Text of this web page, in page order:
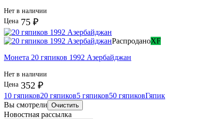
Нет в наличии
Цена 75 ₽
РаспроданоXF
Монета 20 гяпиков 1992 Азербайджан
Нет в наличии
Цена 352 ₽
10 гяпиков20 гяпиков5 гяпиков50 гяпиковГяпик
Вы смотрели Очистить
Новостная рассылка